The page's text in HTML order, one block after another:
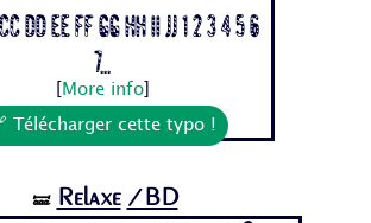
Dd Ee Ff Gg Hh Ii Jj 1 2 3 4 5 6
7...
More info]
Télécharger cette typo !
🝛 Relaxe /BD